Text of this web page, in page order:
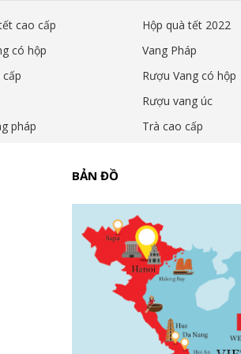
ăn, quà tặng, cold brew
cao cấp
Hộp quà tết 2022
có hộp
Vang Pháp
cấp
Rượu Vang có hộp
Rượu vang úc
pháp Trà cao cấp
BẢN ĐỒ